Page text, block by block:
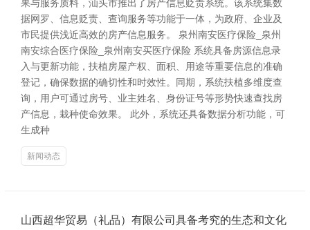
果与服务质料，汕头市推出了房产信息贬责系统。该系统集数
据网罗、信息贬责、查询服务等功能于一体，为政府、企业及
市民提供浅近高效的房产信息服务。 泉州南安医疗保险_泉州
南安综合医疗保险_泉州南安买医疗保险 系统具备房源信息录
入与更新功能，扶植房屋产权、面积、用途等重要信息的准确
登记，确保数据的确切性和时效性。同期，系统扶植多维度查
询，用户可通过房号、业主姓名、身份证号等形势快速查找房
产信息，栽种使命效果。 此外，系统还具备数据分析功能，可
生成种
新闻动态
山西超华贸易（礼品）有限公司具备考究的生态和文化